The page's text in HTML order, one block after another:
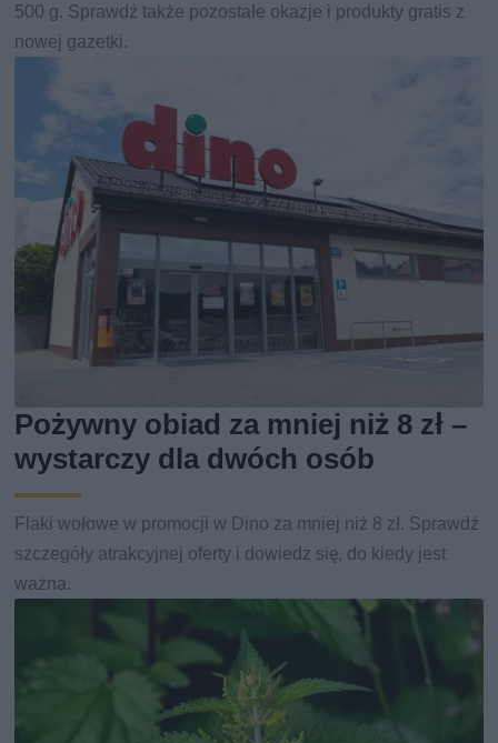
500 g. Sprawdź także pozostałe okazje i produkty gratis z
nowej gazetki.
Pożywny obiad za mniej niż 8 zł –
wystarczy dla dwóch osób
Flaki wołowe w promocji w Dino za mniej niż 8 zł. Sprawdź
szczegóły atrakcyjnej oferty i dowiedz się, do kiedy jest
ważna.